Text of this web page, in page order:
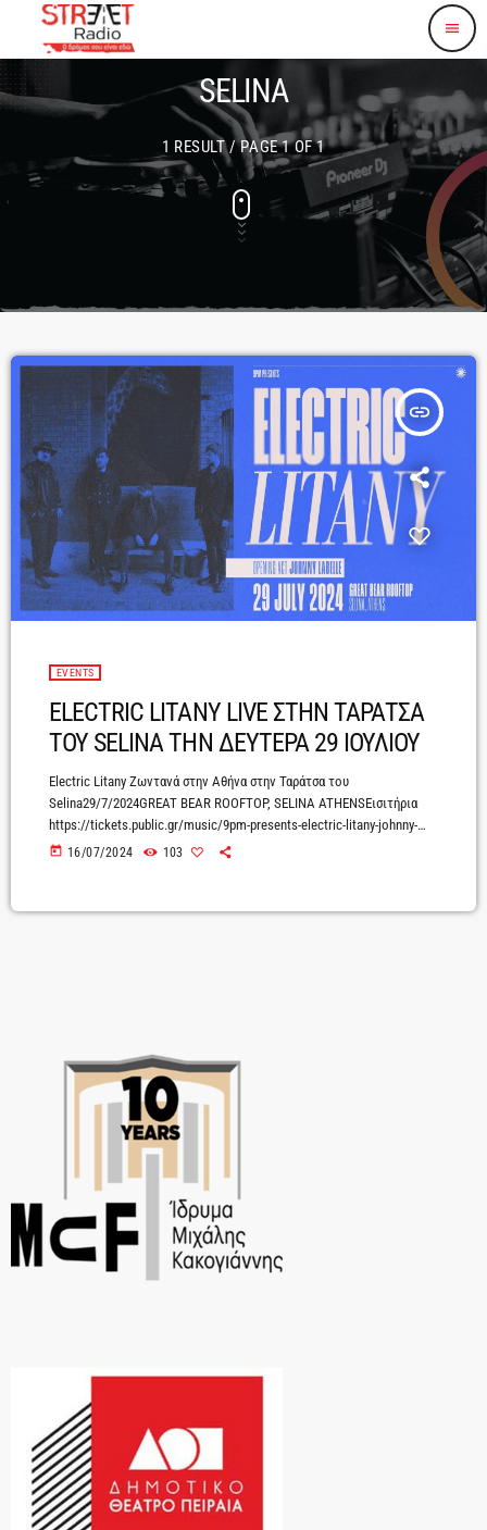
menu
SELINA
1 RESULT / PAGE 1 OF 1
insert_link
EVENTS
ELECTRIC LITANY LIVE ΣΤΗΝ ΤΑΡΑΤΣΑ
ΤΟΥ SELINA ΤΗΝ ΔΕΥΤΕΡΑ 29 ΙΟΥΛΙΟΥ
Electric Litany Ζωντανά στην Αθήνα στην Ταράτσα του
Selina29/7/2024GREAT BEAR ROOFTOP, SELINA ATHENSΕισιτήρια
https://tickets.public.gr/music/9pm-presents-electric-litany-johnny-
labelle-at-great-bear-rooftop/Οι Electric Litany επιστρέφουν στην
σχεδιαστεί για να φέρει την ζωντανή μουσική σε απρόσμενα μέρη της
today 16/07/2024 103